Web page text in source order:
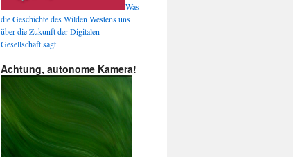
Was
die Geschichte des Wilden Westens uns
über die Zukunft der Digitalen
Gesellschaft sagt
Achtung, autonome Kamera!